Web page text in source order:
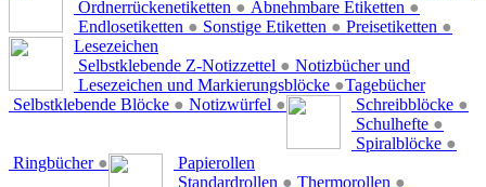
Ordnerrückenetiketten ● Abnehmbare Etiketten ●
Endlosetiketten ● Sonstige Etiketten ● Preisetiketten ●
Lesezeichen
Selbstklebende Z-Notizzettel ●
Lesezeichen und Markierungsblöcke ●
Selbstklebende Blöcke ● Notizwürfel ●
Notizbücher und
Tagebücher
Schreibblöcke ●
Schulhefte ●
Spiralblöcke ●
Ringbücher ●
Papierollen
Standardrollen ● Thermorollen ●